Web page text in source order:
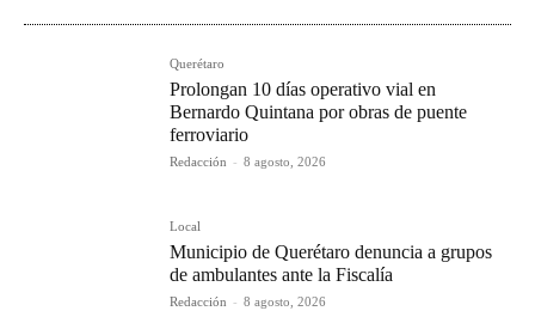
Querétaro
Prolongan 10 días operativo vial en
Bernardo Quintana por obras de puente
ferroviario
Redacción - 8 agosto, 2026
Local
Municipio de Querétaro denuncia a grupos
de ambulantes ante la Fiscalía
Redacción - 8 agosto, 2026